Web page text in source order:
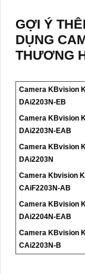
GỢI Ý
DỤNG
THƯƠNG
Camera KBvision
DAi2203N-EB
Camera KBvision
DAi2203N-EAB
Camera KBvision
DAi2203N
Camera Kbvision
CAiF2203N-AB
Camera KBvision
DAi2204N-EAB
Camera KBvision
CAi2203N-B